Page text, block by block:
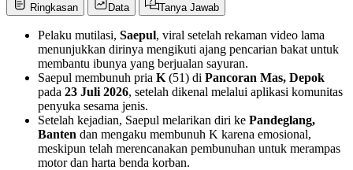
Ringkasan Data Tanya Jawab
Pelaku mutilasi, Saepul, viral setelah rekaman video lama
menunjukkan dirinya mengikuti ajang pencarian bakat untuk
membantu ibunya yang berjualan sayuran.
Saepul membunuh pria K (51) di Pancoran Mas, Depok
pada 23 Juli 2026, setelah dikenal melalui aplikasi komunitas
penyuka sesama jenis.
Setelah kejadian, Saepul melarikan diri ke Pandeglang,
Banten dan mengaku membunuh K karena emosional,
meskipun telah merencanakan pembunuhan untuk merampas
motor dan harta benda korban.